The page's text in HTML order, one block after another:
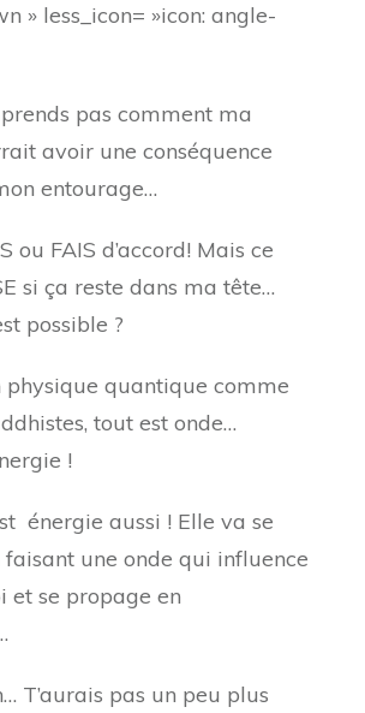
» less_icon= »icon: angle-
pas comment ma
avoir une conséquence
entourage…
ou FAIS d’accord! Mais ce
si ça reste dans ma tête…
possible ?
physique quantique comme
tout est onde…
!
énergie aussi ! Elle va se
une onde qui influence
et se propage en
T’aurais pas un peu plus